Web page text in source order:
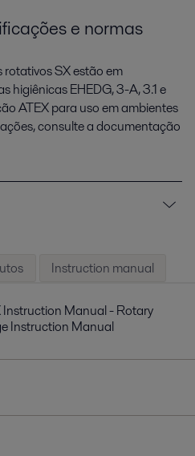
e normas
SX estão em
higiênicas EHEDG, 3-A, 3.1 e
ATEX para uso em ambientes
consulte a documentação
Instruction manual
Manual - Rotary
Instruction Manual